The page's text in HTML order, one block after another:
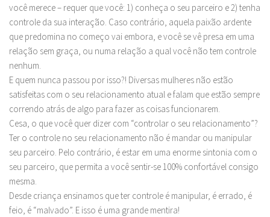
você merece – requer que você: 1) conheça o seu parceiro e 2) tenha
controle da sua interação. Caso contrário, aquela paixão ardente
que predomina no começo vai embora, e você se vê presa em uma
relação sem graça, ou numa relação a qual você não tem controle
nenhum.
E quem nunca passou por isso?! Diversas mulheres não estão
satisfeitas com o seu relacionamento atual e falam que estão sempre
correndo atrás de algo para fazer as coisas funcionarem.
Cesa, o que você quer dizer com “controlar o seu relacionamento”?
Ter o controle no seu relacionamento não é mandar ou manipular
seu parceiro. Pelo contrário, é estar em uma enorme sintonia com o
seu parceiro, que permita a você sentir-se 100% confortável consigo
mesma.
Desde criança ensinamos que ter controle é manipular, é errado, é
feio, é “malvado”. E isso é uma grande mentira!